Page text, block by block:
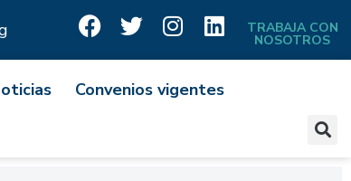
TRABAJA CON
NOSOTROS
Convenios vigentes